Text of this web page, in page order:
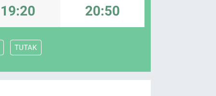
19:20 20:50
TUTAK